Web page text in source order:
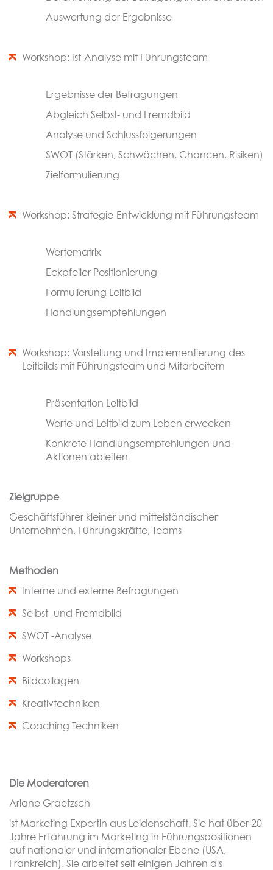
Auswertung der Ergebnisse
Workshop: Ist-Analyse mit Führungsteam
Ergebnisse der Befragungen
Abgleich Selbst- und Fremdbild
Analyse und Schlussfolgerungen
SWOT (Stärken, Schwächen, Chancen, Risiken)
Zielformulierung
Workshop: Strategie-Entwicklung mit Führungsteam
Wertematrix
Eckpfeiler Positionierung
Formulierung Leitbild
Handlungsempfehlungen
Workshop: Vorstellung und Implementierung des
Leitbilds mit Führungsteam und Mitarbeitern
Präsentation Leitbild
Werte und Leitbild zum Leben erwecken
Konkrete Handlungsempfehlungen und
Aktionen ableiten
Zielgruppe
Geschäftsführer kleiner und mittelständischer
Unternehmen, Führungskräfte, Teams
Methoden
Interne und externe Befragungen
Selbst- und Fremdbild
SWOT -Analyse
Workshops
Bildcollagen
Kreativtechniken
Coaching Techniken
Die Moderatoren
Ariane Graetzsch
ist Marketing Expertin aus Leidenschaft. Sie hat über 20
Jahre Erfahrung im Marketing in Führungspositionen
auf nationaler und internationaler Ebene (USA,
Frankreich). Sie arbeitet seit einigen Jahren als